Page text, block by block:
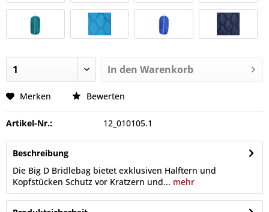
In den Warenkorb
Merken Bewerten
Artikel-Nr.: 12_010105.1
Beschreibung
Die Big D Bridlebag bietet exklusiven Halftern und
Kopfstücken Schutz vor Kratzern und... mehr